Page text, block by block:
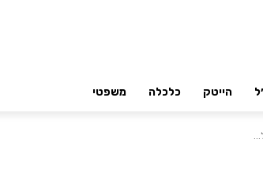
הייטק כלכלה משפטי